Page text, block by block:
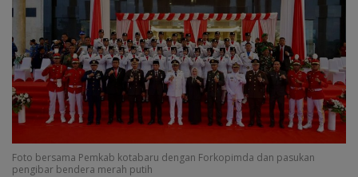
Foto bersama Pemkab kotabaru dengan Forkopimda dan pasukan
pengibar bendera merah putih